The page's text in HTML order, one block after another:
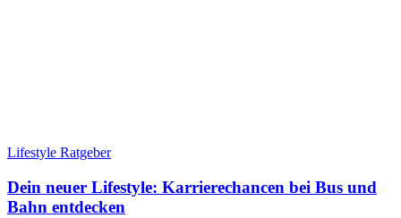
Lifestyle Ratgeber
Dein neuer Lifestyle: Karrierechancen bei Bus und
Bahn entdecken